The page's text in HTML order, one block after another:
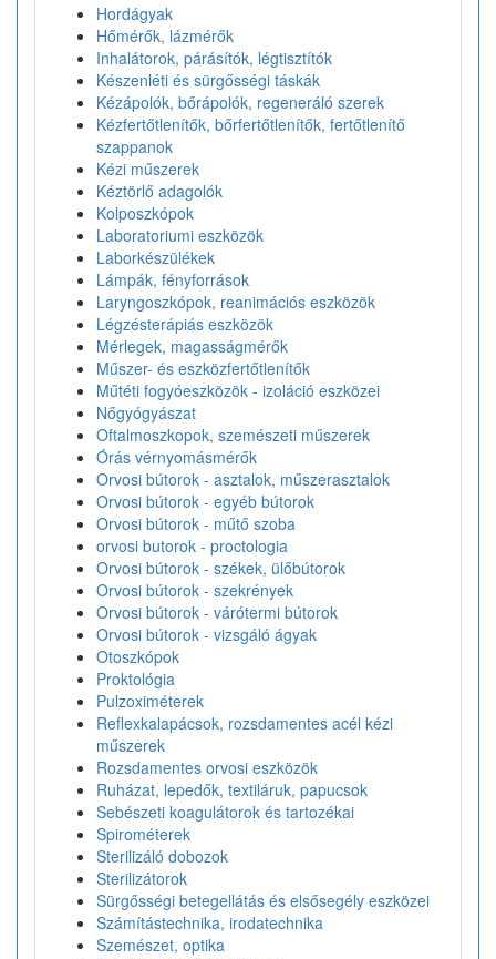
Hordágyak
Hőmérők, lázmérők
Inhalátorok, párásítók, légtisztítók
Készenléti és sürgősségi táskák
Kézápolók, bőrápolók, regeneráló szerek
Kézfertőtlenítők, bőrfertőtlenítők, fertőtlenítő
szappanok
Kézi műszerek
Kéztörlő adagolók
Kolposzkópok
Laboratoriumi eszközök
Laborkészülékek
Lámpák, fényforrások
Laryngoszkópok, reanimációs eszközök
Légzésterápiás eszközök
Mérlegek, magasságmérők
Műszer- és eszközfertőtlenítők
Műtéti fogyóeszközök - izoláció eszközei
Nőgyógyászat
Oftalmoszkopok, szemészeti műszerek
Órás vérnyomásmérők
Orvosi bútorok - asztalok, műszerasztalok
Orvosi bútorok - egyéb bútorok
Orvosi bútorok - műtő szoba
orvosi butorok - proctologia
Orvosi bútorok - székek, ülőbútorok
Orvosi bútorok - szekrények
Orvosi bútorok - várótermi bútorok
Orvosi bútorok - vizsgáló ágyak
Otoszkópok
Proktológia
Pulzoximéterek
Reflexkalapácsok, rozsdamentes acél kézi
műszerek
Rozsdamentes orvosi eszközök
Ruházat, lepedők, textiláruk, papucsok
Sebészeti koagulátorok és tartozékai
Spirométerek
Sterilizáló dobozok
Sterilizátorok
Sürgősségi betegellátás és elsősegély eszközei
Számítástechnika, irodatechnika
Szemészet, optika